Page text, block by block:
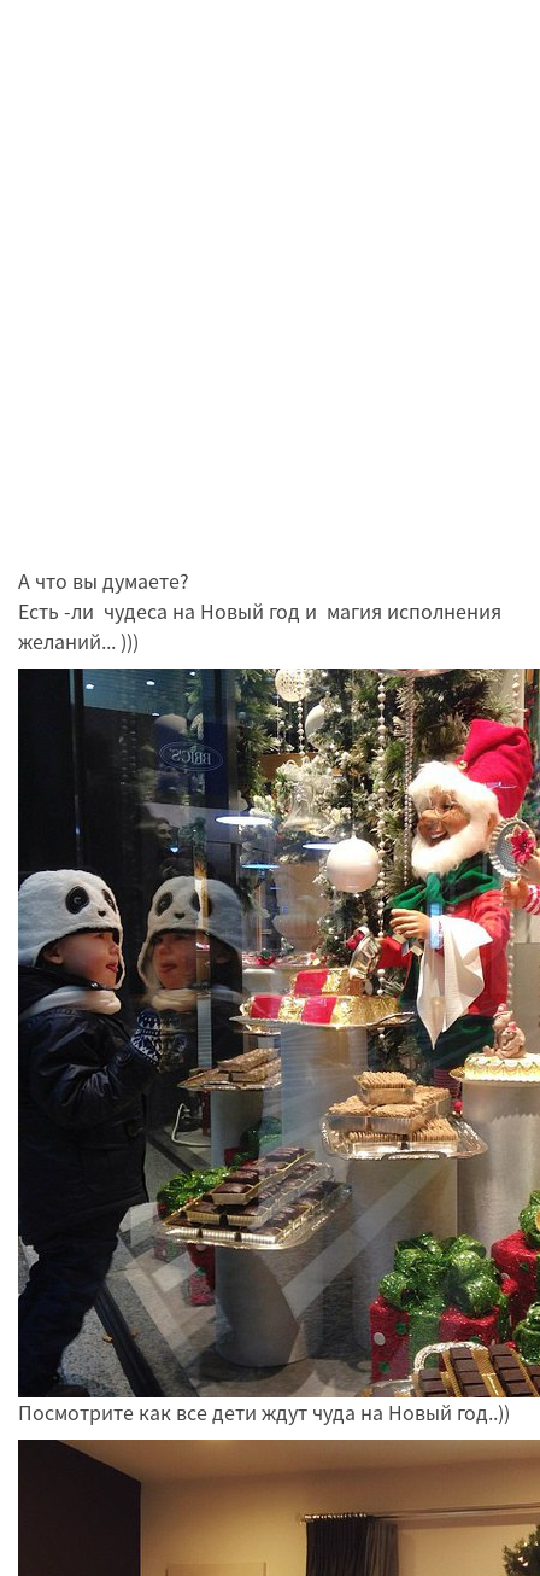
А что вы думаете?
Есть -ли чудеса на Новый год и магия исполнения
желаний... )))
Посмотрите как все дети ждут чуда на Новый год..))